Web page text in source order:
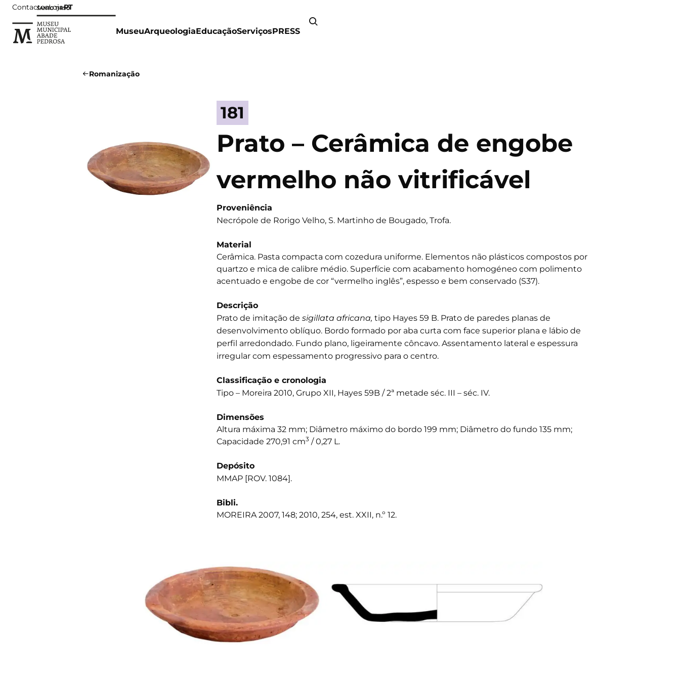
ContactosLojaPT
MuseuArqueologiaEducaçãoServiçosPRESS
Romanização
181
Prato – Cerâmica de engobe
vermelho não vitrificável
Proveniência
Necrópole de Rorigo Velho, S. Martinho de Bougado, Trofa.
Material
Cerâmica. Pasta compacta com cozedura uniforme. Elementos não plásticos compostos por
quartzo e mica de calibre médio. Superfície com acabamento homogéneo com polimento
acentuado e engobe de cor “vermelho inglês”, espesso e bem conservado (S37).
Descrição
Prato de imitação desigillata africana,tipo Hayes 59 B. Prato de paredes planas de
desenvolvimento oblíquo. Bordo formado por aba curta com face superior plana e lábio de
perfil arredondado. Fundo plano, ligeiramente côncavo. Assentamento lateral e espessura
irregular com espessamento progressivo para o centro.
Classificação e cronologia
Tipo – Moreira 2010, Grupo XII, Hayes 59B / 2ª metade séc. III – séc. IV.
Dimensões
Altura máxima 32 mm; Diâmetro máximo do bordo 199 mm; Diâmetro do fundo 135 mm;
Capacidade 270,91 cm3 / 0,27 L.
Depósito
MMAP [ROV. 1084].
Bibli.
MOREIRA 2007, 148; 2010, 254, est. XXII, n.º 12.